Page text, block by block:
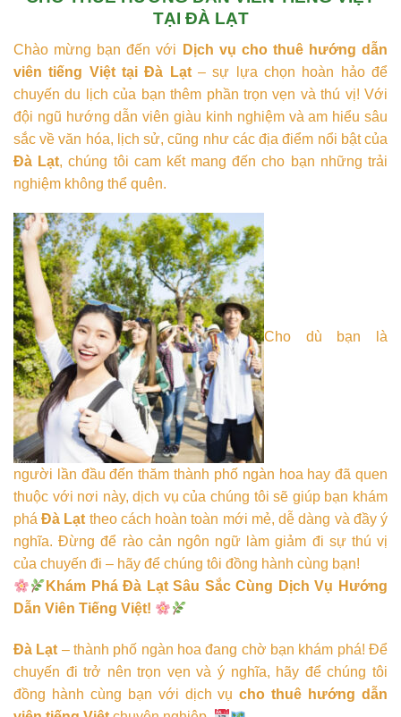
TẠI ĐÀ LẠT
Chào mừng bạn đến với
Dịch vụ cho thuê hướng dẫn
viên tiếng Việt tại Đà Lạt– sự lựa chọn hoàn hảo để
chuyến du lịch của bạn thêm phần trọn vẹn và thú vị! Với
đội ngũ hướng dẫn viên giàu kinh nghiệm và am hiểu sâu
sắc về văn hóa, lịch sử, cũng như các địa điểm nổi bật của
Đà Lạt, chúng tôi cam kết mang đến cho bạn những trải
nghiệm không thể quên.
Cho dù bạn là
người lần đầu đến thăm thành phố ngàn hoa hay đã quen
thuộc với nơi này, dịch vụ của chúng tôi sẽ giúp bạn khám
pháĐà Lạt theo cách hoàn toàn mới mẻ, dễ dàng và đầy ý
nghĩa. Đừng để rào cản ngôn ngữ làm giảm đi sự thú vị
của chuyến đi – hãy để chúng tôi đồng hành cùng bạn!
Khám Phá Đà Lạt Sâu Sắc Cùng Dịch Vụ Hướng
Dẫn Viên Tiếng Việt!
Đà Lạt – thành phố ngàn hoa đang chờ bạn khám phá! Để
chuyến đi trở nên trọn vẹn và ý nghĩa, hãy để chúng tôi
đồng hành cùng bạn với dịch vụcho thuê hướng dẫn